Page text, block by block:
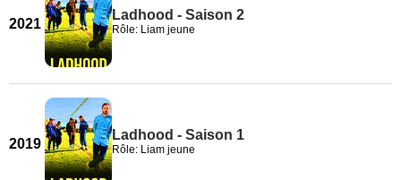
2021
Ladhood - Saison 2
Rôle: Liam jeune
2019
Ladhood - Saison 1
Rôle: Liam jeune